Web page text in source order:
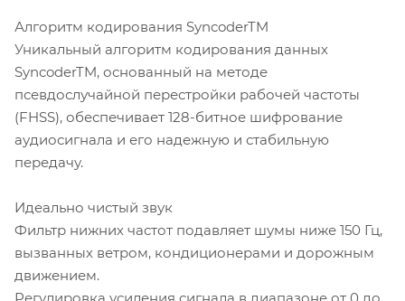
Алгоритм кодирования SyncoderTM
Уникальный алгоритм кодирования данных
SyncoderTM, основанный на методе
псевдослучайной перестройки рабочей частоты
(FHSS), обеспечивает 128-битное шифрование
аудиосигнала и его надежную и стабильную
передачу.
Идеально чистый звук
Фильтр нижних частот подавляет шумы ниже 150 Гц,
вызванных ветром, кондиционерами и дорожным
движением.
Регулировка усиления сигнала в диапазоне от 0 до